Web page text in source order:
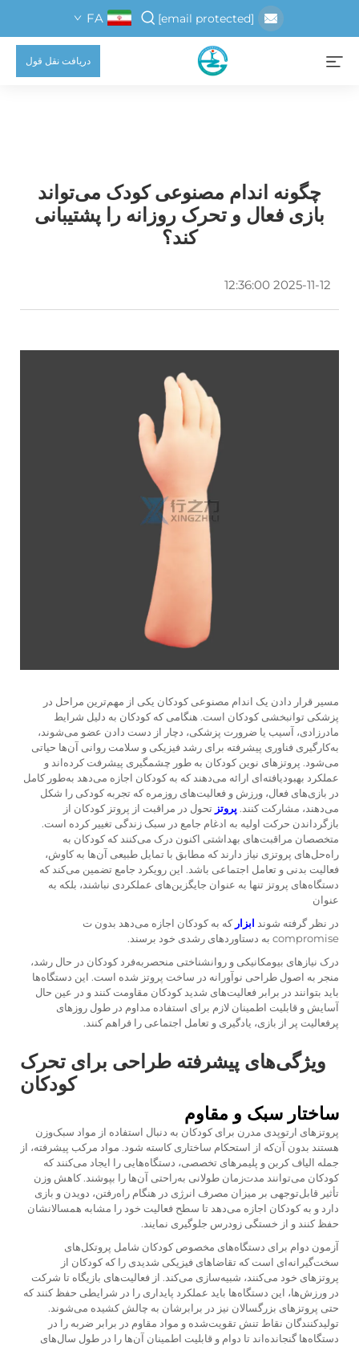
[email protected]
FA
دریافت نقل قول
چگونه اندام مصنوعی کودک می‌تواند
بازی فعال و تحرک روزانه را پشتیبانی
کند؟
2025-11-12 12:36:00
مسیر قرار دادن یک اندام مصنوعی کودکان یکی از مهم‌ترین مراحل در
پزشکی توانبخشی کودکان است. هنگامی که کودکان به دلیل شرایط
مادرزادی، آسیب یا ضرورت پزشکی، دچار از دست دادن عضو می‌شوند،
به‌کارگیری فناوری پیشرفته برای رشد فیزیکی و سلامت روانی آن‌ها حیاتی
می‌شود. پروتزهای نوین کودکان به طور چشمگیری پیشرفت کرده‌اند و
عملکرد بهبودیافته‌ای ارائه می‌دهند که به کودکان اجازه می‌دهد به‌طور کامل
در بازی‌های فعال، ورزش و فعالیت‌های روزمره که تجربه کودکی را شکل
می‌دهند، مشارکت کنند. پروتز تحول در مراقبت از پروتز کودکان از
بازگرداندن حرکت اولیه به ادغام جامع در سبک زندگی تغییر کرده است.
متخصصان مراقبت‌های بهداشتی اکنون درک می‌کنند که کودکان به
راه‌حل‌های پروتزی نیاز دارند که مطابق با تمایل طبیعی آن‌ها به کاوش،
فعالیت بدنی و تعامل اجتماعی باشد. این رویکرد جامع تضمین می‌کند که
دستگاه‌های پروتز تنها به عنوان جایگزین‌های عملکردی نباشند، بلکه به
عنوان
در نظر گرفته شوند ابزارکه به کودکان اجازه می‌دهد بدون ت
compromise به دستاوردهای رشدی خود برسند.
درک نیازهای بیومکانیکی و روانشناختی منحصربه‌فرد کودکان در حال رشد،
منجر به اصول طراحی نوآورانه در ساخت پروتز شده است. این دستگاه‌ها
باید بتوانند در برابر فعالیت‌های شدید کودکان مقاومت کنند و در عین حال
آسایش و قابلیت اطمینان لازم برای استفاده مداوم در طول روزهای
پرفعالیت پر از بازی، یادگیری و تعامل اجتماعی را فراهم کنند.
ویژگی‌های پیشرفته طراحی برای تحرک
کودکان
ساختار سبک و مقاوم
پروتزهای ارتوپدی مدرن برای کودکان به دنبال استفاده از مواد سبک‌وزن
هستند بدون آن‌که از استحکام ساختاری کاسته شود. مواد مرکب پیشرفته، از
جمله الیاف کربن و پلیمرهای تخصصی، دستگاه‌هایی را ایجاد می‌کنند که
کودکان می‌توانند مدت‌زمان طولانی به‌راحتی آن‌ها را بپوشند. کاهش وزن
تأثیر قابل‌توجهی بر میزان مصرف انرژی در هنگام راه‌رفتن، دویدن و بازی
دارد و به کودکان اجازه می‌دهد تا سطح فعالیت خود را مشابه همسالانشان
حفظ کنند و از خستگی زودرس جلوگیری نمایند.
آزمون دوام برای دستگاه‌های مخصوص کودکان شامل پروتکل‌های
سخت‌گیرانه‌ای است که تقاضاهای فیزیکی شدیدی را که کودکان از
پروتزهای خود می‌کنند، شبیه‌سازی می‌کند. از فعالیت‌های بازیگاه تا شرکت
در ورزش‌ها، این دستگاه‌ها باید عملکرد پایداری را در شرایطی حفظ کنند که
حتی پروتزهای بزرگسالان نیز در برابرشان به چالش کشیده می‌شوند.
تولیدکنندگان نقاط تنش تقویت‌شده و مواد مقاوم در برابر ضربه را در
دستگاه‌ها گنجانده‌اند تا دوام و قابلیت اطمینان آن‌ها را در طول سال‌های